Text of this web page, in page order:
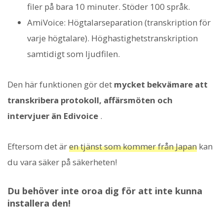
filer på bara 10 minuter. Stöder 100 språk.
AmiVoice: Högtalarseparation (transkription för
varje högtalare). Höghastighetstranskription
samtidigt som ljudfilen.
Den här funktionen gör det mycket bekvämare att
transkribera protokoll, affärsmöten och
intervjuer än Edivoice .
Eftersom det ären tjänst som kommer från Japan kan
du vara säker på säkerheten!
Du behöver inte oroa dig för att inte kunna
installera den!